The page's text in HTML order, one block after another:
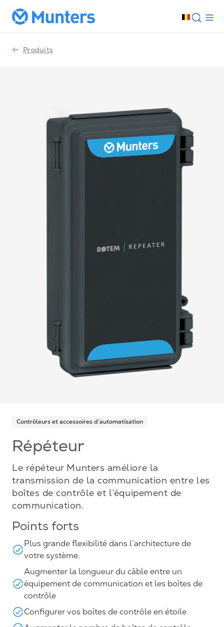
Produits
Contrôleurs et accessoires d’automatisation
Répéteur
Le répéteur Munters améliore la
transmission de la communication entre les
boîtes de contrôle et l’équipement de
communication.
Points forts
Plus grande flexibilité dans l’architecture de
votre système.
Augmenter la longueur du câble entre un
équipement de communication et les boîtes de
contrôle
Configurer vos boîtes de contrôle en étoile